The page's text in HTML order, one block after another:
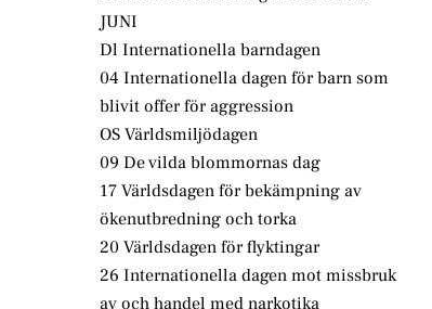
JUNI
Dl Internationella barndagen
04 Internationella dagen för barn som
blivit offer för aggression
OS Världsmiljödagen
09 De vilda blommornas dag
17 Världsdagen för bekämpning av
ökenutbredning och torka
20 Världsdagen för flyktingar
26 Internationella dagen mot missbruk
av och handel med narkotika